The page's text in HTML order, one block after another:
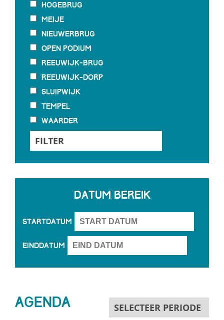
Hogebrug
Meije
Nieuwerbrug
open podium
Reeuwijk-Brug
Reeuwijk-Dorp
Sluipwijk
Tempel
Waarder
Datum bereik
Startdatum
Einddatum
Agenda